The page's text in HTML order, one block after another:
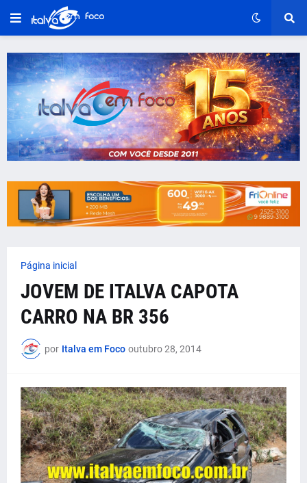
Página inicial
JOVEM DE ITALVA CAPOTA
CARRO NA BR 356
por Italva em Foco outubro 28, 2014